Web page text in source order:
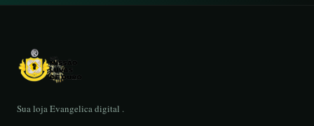
Sua loja Evangelica digital .